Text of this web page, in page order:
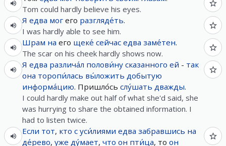
Tom could hardly believe his eyes.
Я едва мог его разгляде́ть.
I was hardly able to see him.
Шрам на его щеке́ сейчас едва заме́тен.
The scar on his cheek hardly shows now.
Я едва различа́л полови́ну сказанного ей - так
она торопи́лась вы́ложить добытую
информа́цию. Пришло́сь слу́шать дважды.
I could hardly make out half of what she'd said, she
was hurrying to share the obtained information. I
had to listen twice.
Если тот, кто с уси́лиями едва забравшись на
де́рево, уже ду́мает, что он пти́ца, то он